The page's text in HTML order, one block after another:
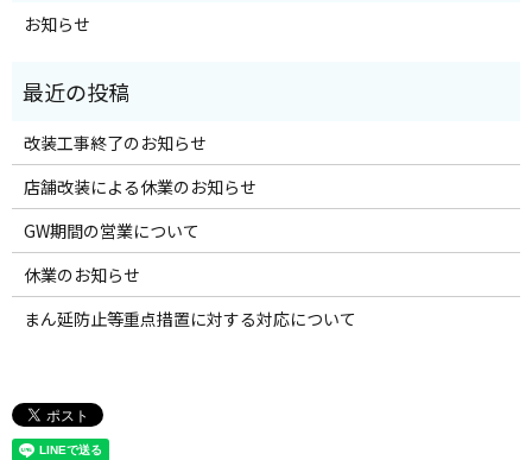
お知らせ
改装工事終了のお知らせ
店舗改装による休業のお知らせ
GW期間の営業について
休業のお知らせ
まん延防止等重点措置に対する対応について